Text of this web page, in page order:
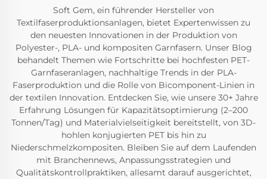
Soft Gem, ein führender Hersteller von
Textilfaserproduktionsanlagen, bietet Expertenwissen zu
den neuesten Innovationen in der Produktion von
Polyester-, PLA- und kompositen Garnfasern. Unser Blog
behandelt Themen wie Fortschritte bei hochfesten PET-
Garnfaseranlagen, nachhaltige Trends in der PLA-
Faserproduktion und die Rolle von Bicomponent-Linien in
der textilen Innovation. Entdecken Sie, wie unsere 30+ Jahre
Erfahrung Lösungen für Kapazitätsoptimierung (2–200
Tonnen/Tag) und Materialvielseitigkeit bereitstellt, von 3D-
hohlen konjugierten PET bis hin zu
Niederschmelzkompositen. Bleiben Sie auf dem Laufenden
mit Branchennews, Anpassungsstrategien und
Qualitätskontrollpraktiken, allesamt darauf ausgerichtet,